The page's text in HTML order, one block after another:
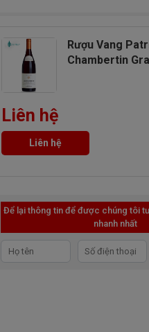
Rượu Vang
Chambertin
Liên hệ
Liên hệ
Để lại thông tin để được chúng tôi
nhanh nhất